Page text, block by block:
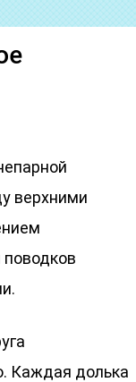
верхними
Каждая долька